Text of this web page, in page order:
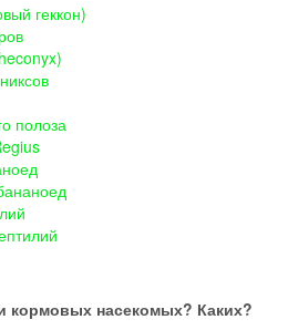
геккон)
полоза
кормовых насекомых? Каких?